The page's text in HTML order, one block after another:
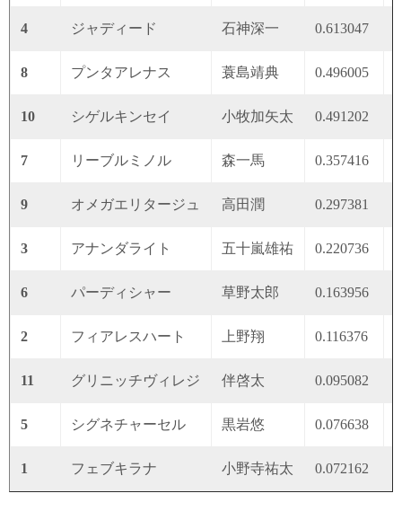
4 ジャディード 石神深一 0.613047
8 プンタアレナス 蓑島靖典 0.496005
10 シゲルキンセイ 小牧加矢太 0.491202
7 リーブルミノル 森一馬 0.357416
9 オメガエリタージュ 高田潤 0.297381
3 アナンダライト 五十嵐雄祐 0.220736
6 パーディシャー 草野太郎 0.163956
2 フィアレスハート 上野翔 0.116376
11 グリニッチヴィレジ 伴啓太 0.095082
5 シグネチャーセル 黒岩悠 0.076638
1 フェブキラナ 小野寺祐太 0.072162